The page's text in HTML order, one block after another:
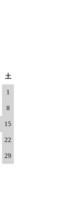
土
1
8
15
22
29